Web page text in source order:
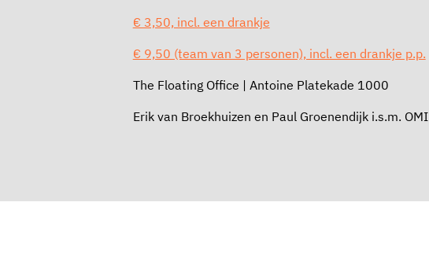
€ 3,50, incl. een drankje
€ 9,50 (team van 3 personen), incl. een drankje p.p.
The Floating Office | Antoine Platekade 1000
Erik van Broekhuizen en Paul Groenendijk i.s.m. OMI